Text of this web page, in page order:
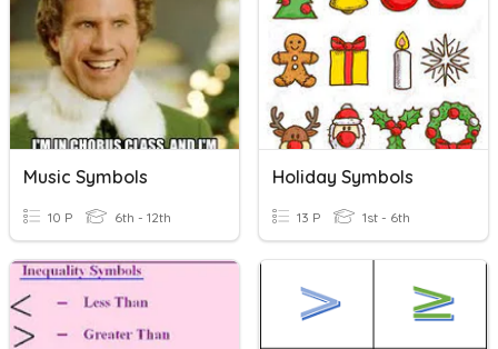
Music Symbols
10 P 6th - 12th
Holiday Symbols
13 P 1st - 6th